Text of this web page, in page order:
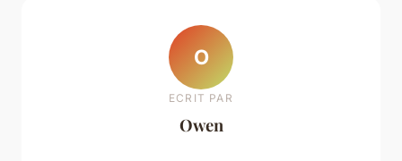
O
ECRIT PAR
Owen